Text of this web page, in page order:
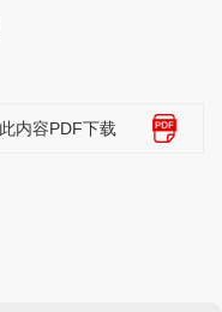
此内容PDF下载